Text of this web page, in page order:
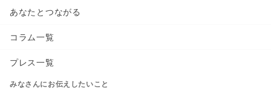
あなたとつながる
コラム一覧
プレス一覧
みなさんにお伝えしたいこと